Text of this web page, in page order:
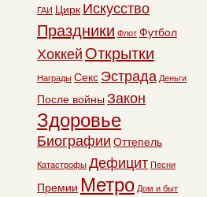
ГАИ Цирк Искусство
Праздники Флот Футбол
Хоккей Открытки
Награды Секс Эстрада Деньги
После войны Закон
Здоровье
Биографии Оттепель
Катастрофы Дефицит Песни
Премии Метро Дом и быт